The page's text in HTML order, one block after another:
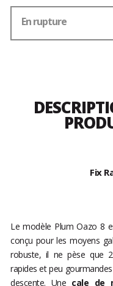
En rupture
Fix
Le modèle Plum Oazo 8
conçu pour les moyens
robuste, il ne pèse que
rapides et peu
descente. Une cale de